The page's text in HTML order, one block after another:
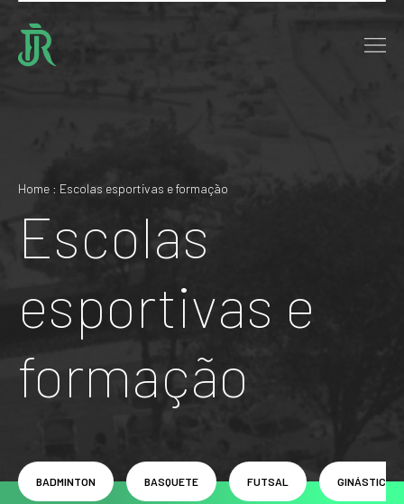
Home : Escolas esportivas e formação
Escolas
esportivas e
formação
BADMINTON BASQUETE FUTSAL GINÁSTICA